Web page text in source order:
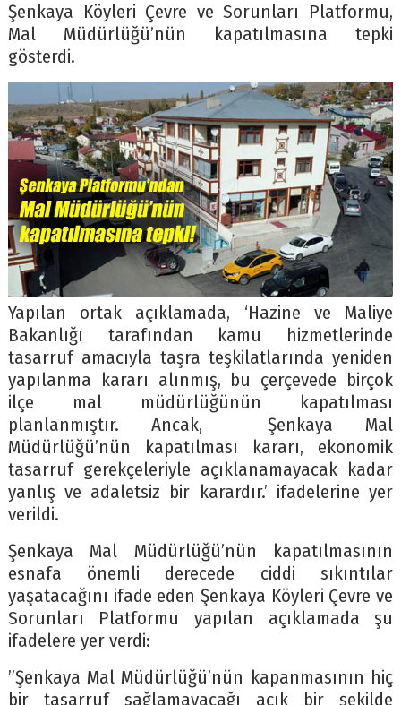
Şenkaya Köyleri Çevre ve Sorunları Platformu,
Mal Müdürlüğü’nün kapatılmasına tepki
gösterdi.
Yapılan ortak açıklamada, ‘Hazine ve Maliye
Bakanlığı tarafından kamu hizmetlerinde
tasarruf amacıyla taşra teşkilatlarında yeniden
yapılanma kararı alınmış, bu çerçevede birçok
ilçe mal müdürlüğünün kapatılması
planlanmıştır. Ancak, Şenkaya Mal
Müdürlüğü’nün kapatılması kararı, ekonomik
tasarruf gerekçeleriyle açıklanamayacak kadar
yanlış ve adaletsiz bir karardır.’ ifadelerine yer
verildi.
Şenkaya Mal Müdürlüğü’nün kapatılmasının
esnafa önemli derecede ciddi sıkıntılar
yaşatacağını ifade eden Şenkaya Köyleri Çevre ve
Sorunları Platformu yapılan açıklamada şu
ifadelere yer verdi:
”Şenkaya Mal Müdürlüğü’nün kapanmasının hiç
bir tasarruf sağlamayacağı açık bir şekilde